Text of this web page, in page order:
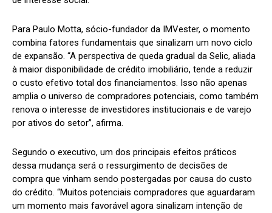
Para Paulo Motta, sócio-fundador da IMVester, o momento
combina fatores fundamentais que sinalizam um novo ciclo
de expansão. “A perspectiva de queda gradual da Selic, aliada
à maior disponibilidade de crédito imobiliário, tende a reduzir
o custo efetivo total dos financiamentos. Isso não apenas
amplia o universo de compradores potenciais, como também
renova o interesse de investidores institucionais e de varejo
por ativos do setor”, afirma.
Segundo o executivo, um dos principais efeitos práticos
dessa mudança será o ressurgimento de decisões de
compra que vinham sendo postergadas por causa do custo
do crédito. “Muitos potenciais compradores que aguardaram
um momento mais favorável agora sinalizam intenção de